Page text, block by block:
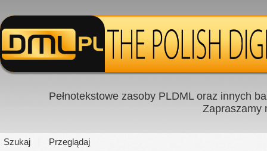
Pełnotekstowe zasoby PLDML oraz innych
Zapraszamy
Szukaj Przeglądaj